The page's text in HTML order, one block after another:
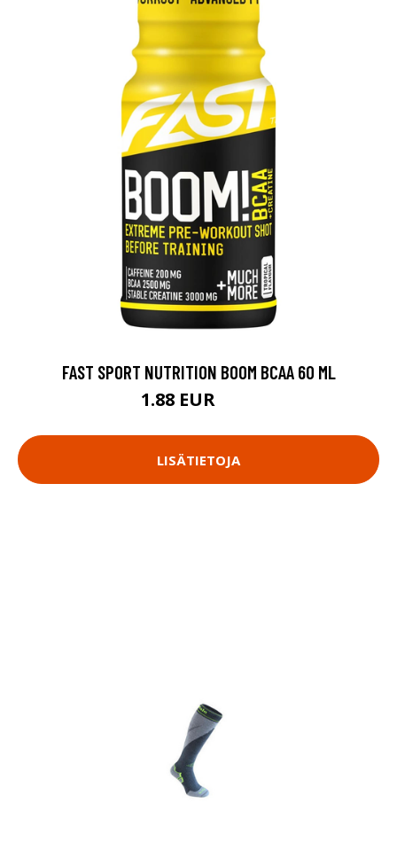
FAST SPORT NUTRITION BOOM BCAA 60 ML
1.88 EUR
LISÄTIETOJA